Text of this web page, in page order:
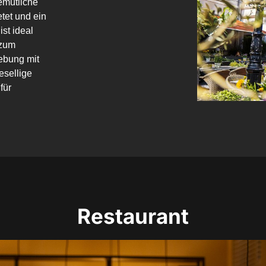
und ein
ideal
mit
Restaurant